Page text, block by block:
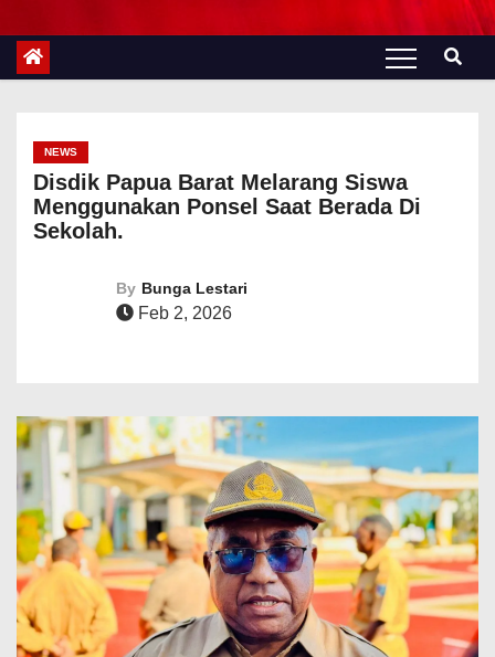
NEWS
Disdik Papua Barat Melarang Siswa
Menggunakan Ponsel Saat Berada Di
Sekolah.
By Bunga Lestari
Feb 2, 2026